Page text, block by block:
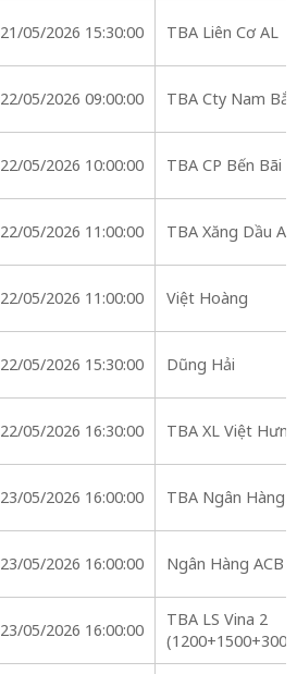
21/05/2026 15:30:00 TBA Liên Cơ AL
22/05/2026 09:00:00 TBA Cty Nam Bắc
22/05/2026 10:00:00 TBA CP Bến Bãi
22/05/2026 11:00:00 TBA Xăng Dầu
22/05/2026 11:00:00 Việt Hoàng
22/05/2026 15:30:00 Dũng Hải
22/05/2026 16:30:00 TBA XL Việt
23/05/2026 16:00:00 TBA Ngân Hàng
23/05/2026 16:00:00 Ngân Hàng ACB
23/05/2026 16:00:00
TBA LS Vina 2